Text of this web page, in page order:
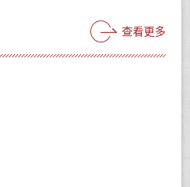
查看更多